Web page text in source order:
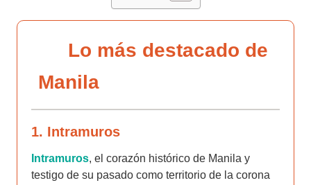
Lo más destacado de
Manila
1. Intramuros
Intramuros, el corazón histórico de Manila y
testigo de su pasado como territorio de la corona